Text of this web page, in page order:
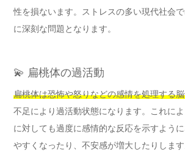
性を損ないます。ストレスの多い現代社会
に深刻な問題となります。
💫 扁桃体の過活動
扁桃体は恐怖や怒りなどの感情を処理する
不足により過活動状態になります。これに
に対しても過度に感情的な反応を示すよう
やすくなったり、不安感が増大したりします